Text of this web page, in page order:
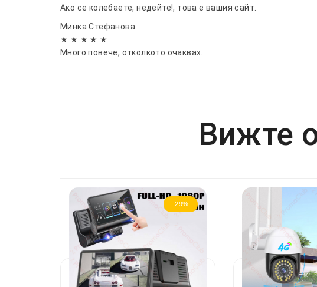
Ако се колебаете, недейте!, това е вашия сайт.
Минка Стефанова
★ ★ ★ ★ ★
Много повече, отколкото очаквах.
Вижте
-29%